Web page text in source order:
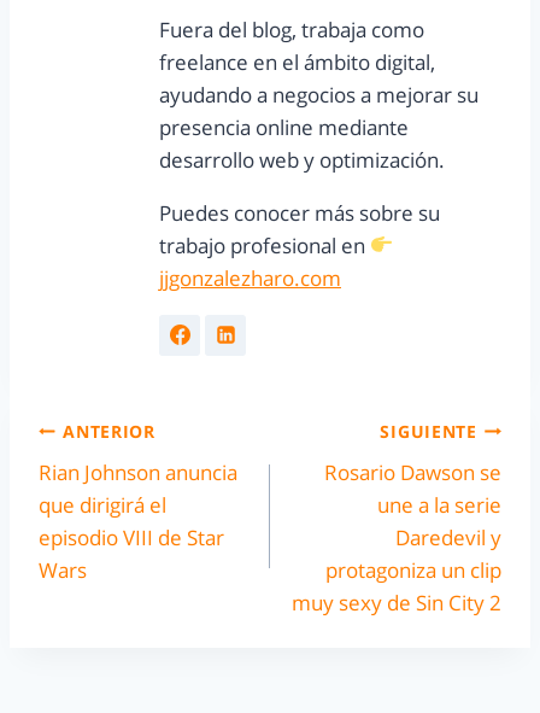
Fuera del blog, trabaja como
freelance en el ámbito digital,
ayudando a negocios a mejorar su
presencia online mediante
desarrollo web y optimización.
Puedes conocer más sobre su
trabajo profesional en
jjgonzalezharo.com
ANTERIOR
Rian Johnson anuncia
que dirigirá el
episodio VIII de Star
Wars
SIGUIENTE
Rosario Dawson se
une a la serie
Daredevil y
protagoniza un clip
muy sexy de Sin City 2